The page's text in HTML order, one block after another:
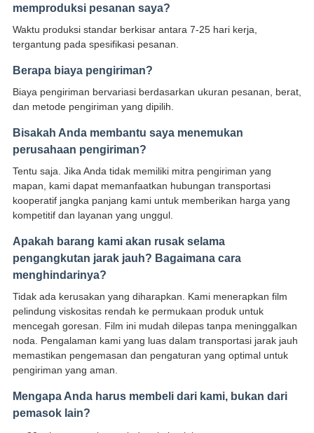
memproduksi pesanan saya?
Waktu produksi standar berkisar antara 7-25 hari kerja,
tergantung pada spesifikasi pesanan.
Berapa biaya pengiriman?
Biaya pengiriman bervariasi berdasarkan ukuran pesanan, berat,
dan metode pengiriman yang dipilih.
Bisakah Anda membantu saya menemukan
perusahaan pengiriman?
Tentu saja. Jika Anda tidak memiliki mitra pengiriman yang
mapan, kami dapat memanfaatkan hubungan transportasi
kooperatif jangka panjang kami untuk memberikan harga yang
kompetitif dan layanan yang unggul.
Apakah barang kami akan rusak selama
pengangkutan jarak jauh? Bagaimana cara
menghindarinya?
Tidak ada kerusakan yang diharapkan. Kami menerapkan film
pelindung viskositas rendah ke permukaan produk untuk
mencegah goresan. Film ini mudah dilepas tanpa meninggalkan
noda. Pengalaman kami yang luas dalam transportasi jarak jauh
memastikan pengemasan dan pengaturan yang optimal untuk
pengiriman yang aman.
Mengapa Anda harus membeli dari kami, bukan dari
pemasok lain?